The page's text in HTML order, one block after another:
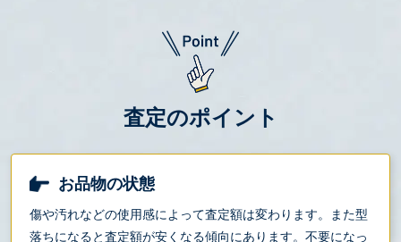
査定のポイント
お品物の状態
傷や汚れなどの使用感によって査定額は変わります。また型
落ちになると査定額が安くなる傾向にあります。不要になっ